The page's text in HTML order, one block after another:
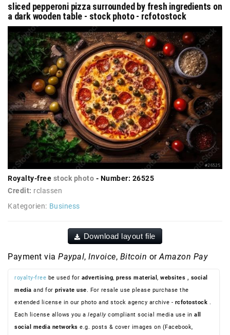
sliced pepperoni pizza surrounded by fresh ingredients on
a dark wooden table - stock photo - rcfotostock
Royalty-free stock photo - Number: 26525
Credit: rclassen
Kategorien: Business
Download layout file
Payment via Paypal, Invoice, Bitcoin or Amazon Pay
royalty-free be used for advertising, press material , websites , social
media and for private use. For resale use please purchase the
extended license in our photo and stock agency archive - rcfotostock .
Each license allows you a legallycompliant social media use in all
social media networks e.g. posts & cover images on (Facebook,